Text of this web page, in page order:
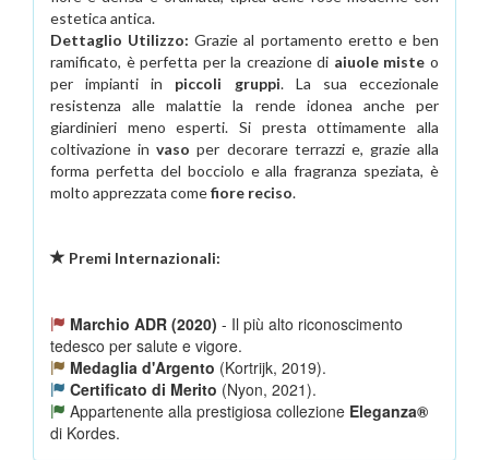
estetica antica.
Dettaglio Utilizzo: Grazie al portamento eretto e ben
ramificato, è perfetta per la creazione di aiuole miste o
per impianti in piccoli gruppi. La sua eccezionale
resistenza alle malattie la rende idonea anche per
giardinieri meno esperti. Si presta ottimamente alla
coltivazione invaso per decorare terrazzi e, grazie alla
forma perfetta del bocciolo e alla fragranza speziata, è
molto apprezzata comefiore reciso.
Premi Internazionali:
Marchio ADR (2020) - Il più alto riconoscimento
tedesco per salute e vigore.
Medaglia d'Argento (Kortrijk, 2019).
Certificato di Merito (Nyon, 2021).
Appartenente alla prestigiosa collezione Eleganza®
di Kordes.